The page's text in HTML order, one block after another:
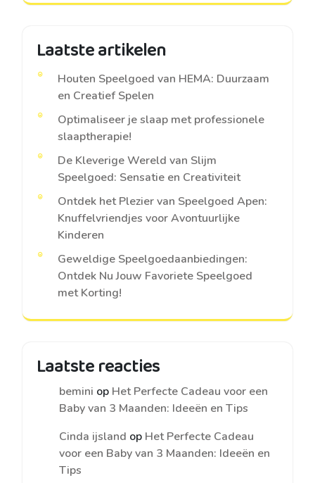
Laatste artikelen
Houten Speelgoed van HEMA: Duurzaam
en Creatief Spelen
Optimaliseer je slaap met professionele
slaaptherapie!
De Kleverige Wereld van Slijm
Speelgoed: Sensatie en Creativiteit
Ontdek het Plezier van Speelgoed Apen:
Knuffelvriendjes voor Avontuurlijke
Kinderen
Geweldige Speelgoedaanbiedingen:
Ontdek Nu Jouw Favoriete Speelgoed
met Korting!
Laatste reacties
bemini op Het Perfecte Cadeau voor een
Baby van 3 Maanden: Ideeën en Tips
Cinda ijsland op Het Perfecte Cadeau
voor een Baby van 3 Maanden: Ideeën en
Tips